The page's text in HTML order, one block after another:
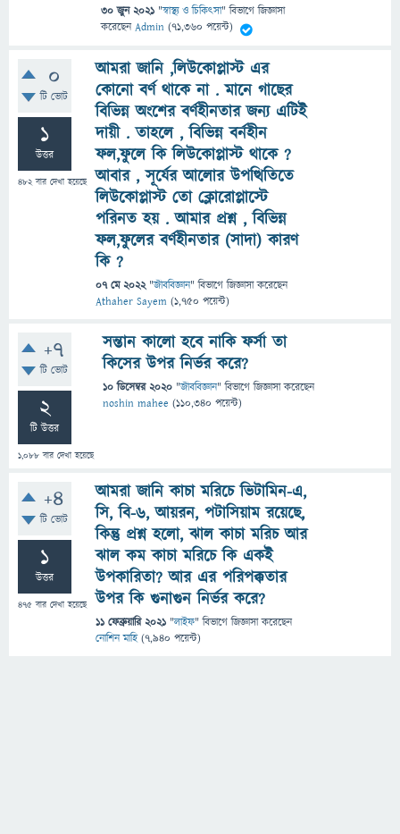
30 জুন 2021 "স্বাস্থ্য ও চিকিৎসা" বিভাগে জিজ্ঞাসা
করেছেনAdmin (71,360 পয়েন্ট)
0
টি ভোট
1
উত্তর
482বার দেখা হয়েছে
আমরা জানি ,লিউকোপ্লাস্ট এর
কোনো বর্ণ থাকে না . মানে গাছের
বিভিন্ন অংশের বর্ণহীনতার জন্য এটিই
দায়ী . তাহলে , বিভিন্ন বর্নহীন
ফল,ফুলে কি লিউকোপ্লাস্ট থাকে ?
আবার , সূর্যের আলোর উপত্থিতিতে
লিউকোপ্লাস্ট তো ক্লোরোপ্লাস্টে
পরিনত হয় . আমার প্রশ্ন , বিভিন্ন
ফল,ফুলের বর্ণহীনতার (সাদা) কারণ
কি ?
07 মে 2022 "জীববিজ্ঞান" বিভাগে জিজ্ঞাসাকরেছেন
Athaher Sayem (1,750 পয়েন্ট)
+7
টি ভোট
2
টি উত্তর
1,088 বার দেখা হয়েছে
সন্তান কালো হবে নাকি ফর্সা তা
কিসের উপর নির্ভর করে?
10 ডিসেম্বর 2020 "জীববিজ্ঞান" বিভাগে জিজ্ঞাসাকরেছেন
noshin mahee (110,340 পয়েন্ট)
+4
টি ভোট
1
উত্তর
475 বার দেখা হয়েছে
আমরা জানি কাচা মরিচে ভিটামিন-এ,
সি, বি-৬, আয়রন, পটাসিয়াম রয়েছে,
কিন্তু প্রশ্ন হলো, ঝাল কাচা মরিচ আর
ঝাল কম কাচা মরিচে কি একই
উপকারিতা? আর এর পরিপক্কতার
উপর কি গুনাগুন নির্ভর করে?
11 ফেব্রুয়ারি 2021 "লাইফ" বিভাগে জিজ্ঞাসাকরেছেন
নোশিন মাহি (7,940 পয়েন্ট)